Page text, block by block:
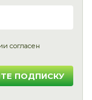
и согласен
ПОДПИСКУ